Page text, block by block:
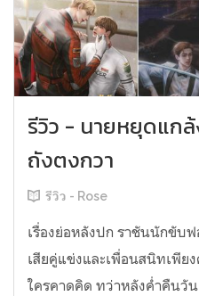
รีวิว - นายหยุดแกล้
ถังตงกวา
รีวิว - Rose
เรื่องย่อหลังปก ราชันนักขับ
เสียคู่แข่งและเพื่อนสนิทเพีย
ใครคาดคิด ทว่าหลังค่ำคืนวั